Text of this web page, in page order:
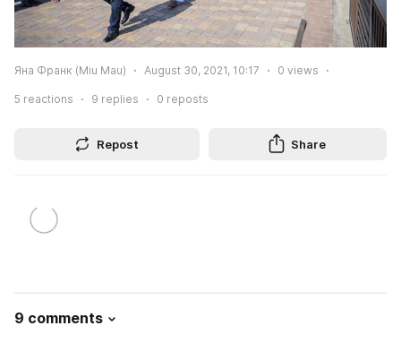
Яна Франк (Miu Mau) August 30, 2021, 10:17 0 views
5 reactions 9 replies 0 reposts
Repost Share
9 comments